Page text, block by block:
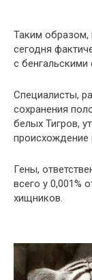
Таким образом,
сегодня
с бенгальскими
Специалисты,
сохранения
белых Тигров,
происхождение
Гены,
всего у 0,001%
хищников.